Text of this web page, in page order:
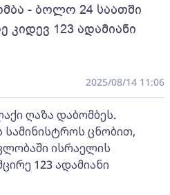
- ბოლო 24 საათში
კიდევ 123 ადამიანი
2025/08/14 11:06
ღაზა დაბომბეს.
სამინისტროს ცნობით,
ისრაელის
123 ადამიანი